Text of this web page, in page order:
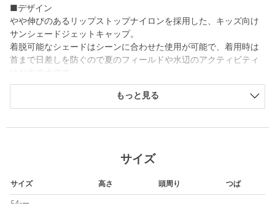
■デザイン
やや伸びのあるリップストップナイロンを採用した、キッズ向け
サンシェードジェットキャップ。
着脱可能なシェードはシーンに合わせた使用が可能で、着用時は
首まで日差しを防ぐので夏のフィールドや水辺のアクティビティ
バックベルトはサイズ調整可能。もっと見る
サイズ
サイズ 高さ 頭周り つば